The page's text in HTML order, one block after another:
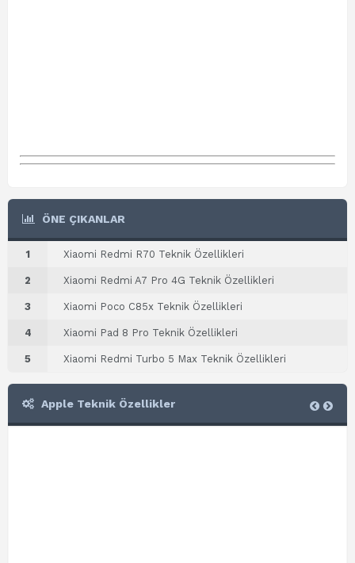
ÖNE ÇIKANLAR
1 Xiaomi Redmi R70 Teknik Özellikleri
2 Xiaomi Redmi A7 Pro 4G Teknik Özellikleri
3 Xiaomi Poco C85x Teknik Özellikleri
4 Xiaomi Pad 8 Pro Teknik Özellikleri
5 Xiaomi Redmi Turbo 5 Max Teknik Özellikleri
Apple Teknik Özellikler